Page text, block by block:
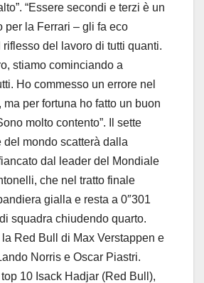
“Essere secondi e terzi è un
per la Ferrari – gli fa eco
riflesso del lavoro di tutti quanti.
stiamo cominciando a
Ho commesso un errore nel
ma per fortuna ho fatto un buon
molto contento”. Il sette
del mondo scatterà dalla
dal leader del Mondiale
che nel tratto finale
gialla e resta a 0″301
squadra chiudendo quarto.
Red Bull di Max Verstappen e
Norris e Oscar Piastri.
10 Isack Hadjar (Red Bull),